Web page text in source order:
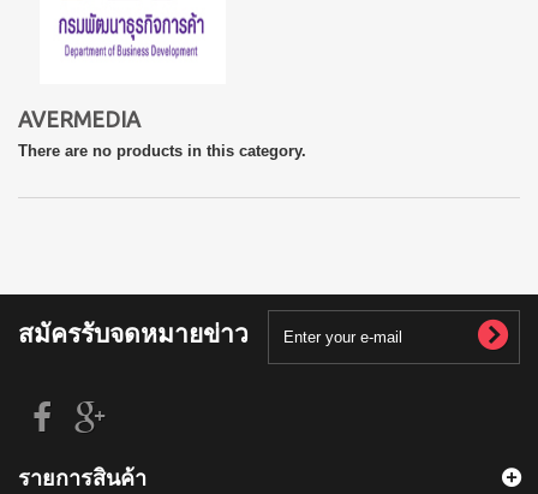
AVERMEDIA
There are no products in this category.
สมัครรับจดหมายข่าว
รายการสินค้า